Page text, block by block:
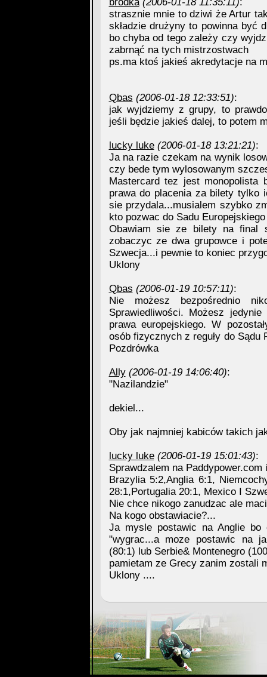
strasznie mnie to dziwi że Artur
składzie drużyny to powinna być
bo chyba od tego zależy czy
zabrnąć na tych mistrzostwach
ps.ma ktoś jakieś akredytacje na
Qbas (2006-01-18 12:33:51):
jak wyjdziemy z grupy, to
jeśli będzie jakieś dalej, to potem
lucky luke (2006-01-18 13:21:21):
Ja na razie czekam na wynik
czy bede tym wylosowanym
Mastercard tez jest monopolista
prawa do placenia za bilety tylko
sie przydala...musialem szybko
kto pozwac do Sadu
Obawiam sie ze bilety na final
zobaczyc ze dwa grupowce i
Szwecja...i pewnie to koniec
Uklony
Qbas (2006-01-19 10:57:11):
Nie możesz bezpośrednio
Sprawiedliwości. Możesz
prawa europejskiego. W
osób fizycznych z reguły do
Pozdrówka
Ally (2006-01-19 14:06:40):
"Nazilandzie"
dekiel...
Oby jak najmniej kabiców takich
lucky luke (2006-01-19 15:01:43):
Sprawdzalem na
Brazylia 5:2,Anglia 6:1,
28:1,Portugalia 20:1, Mexico I
Nie chce nikogo zanudzac ale
Na kogo obstawiacie?...
Ja mysle postawic na Anglie
"wygrac...a moze postawic na
(80:1) lub Serbie& Montenegro
pamietam ze Grecy zanim zostali
Uklony ....